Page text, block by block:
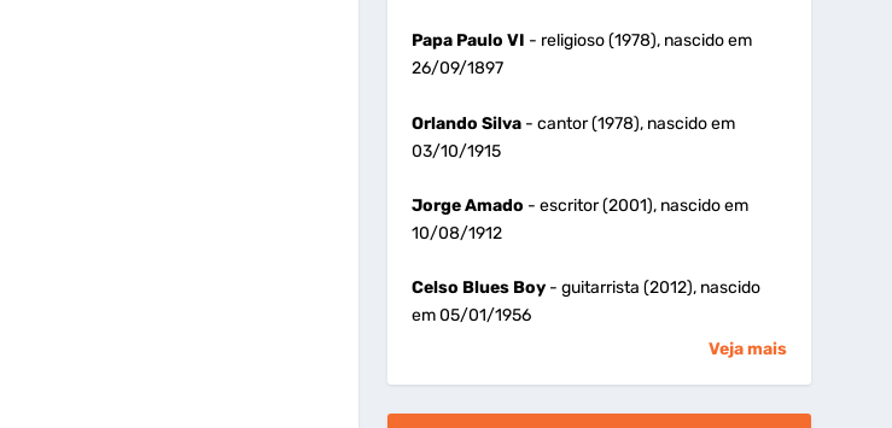
Papa Paulo VI - religioso (1978), nascido em
26/09/1897
Orlando Silva- cantor (1978), nascido em
03/10/1915
Jorge Amado - escritor (2001), nascido em
10/08/1912
Celso Blues Boy- guitarrista (2012), nascido
em 05/01/1956
Veja mais